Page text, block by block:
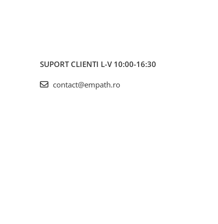
SUPORT CLIENTI L-V 10:00-16:30
contact@empath.ro